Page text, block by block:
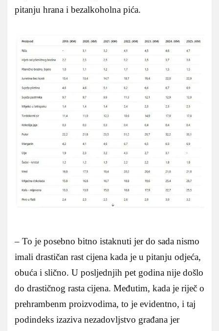
pitanju hrana i bezalkoholna pića.
– To je posebno bitno istaknuti jer do sada nismo
imali drastičan rast cijena kada je u pitanju odjeća,
obuća i slično. U posljednjih pet godina nije došlo
do drastičnog rasta cijena. Međutim, kada je riječ o
prehrambenm proizvodima, to je evidentno, i taj
podindeks izaziva nezadovljstvo građana jer